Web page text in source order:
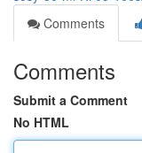
Comments
Comments
Submit a Comment
No HTML